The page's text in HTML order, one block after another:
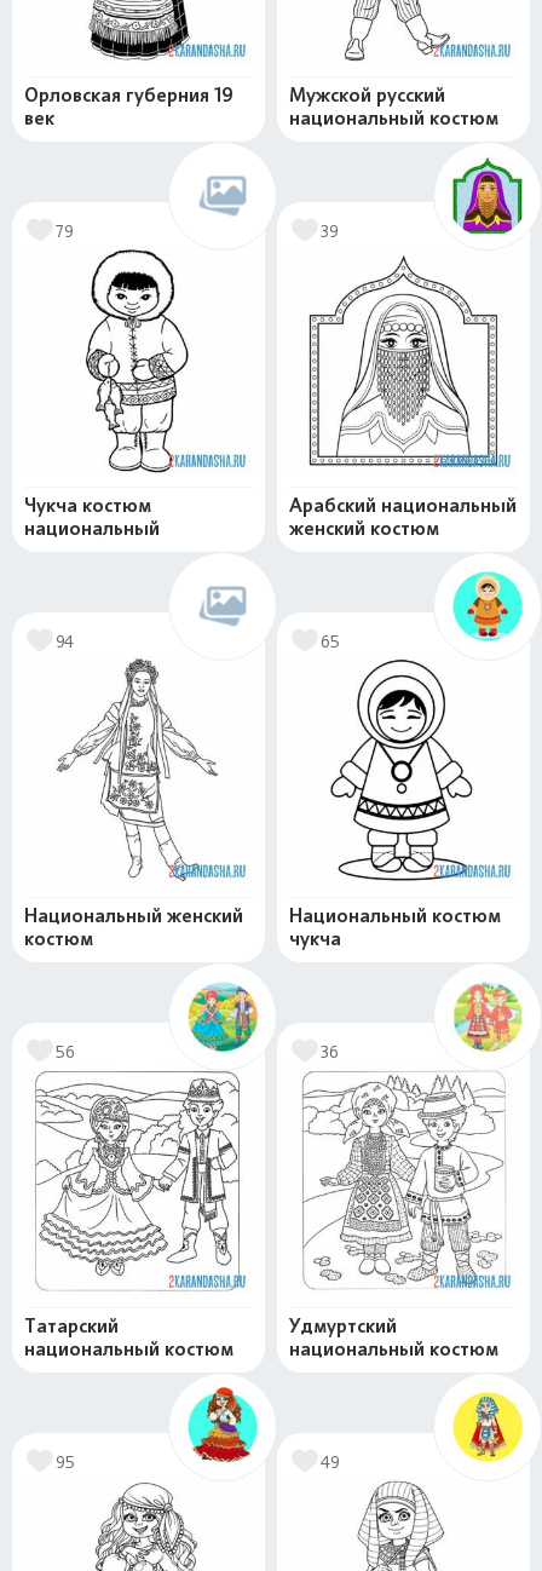
Орловская губерния 19
век
Мужской русский
национальный костюм
79
Чукча костюм
национальный
39
Арабский национальный
женский костюм
94
Национальный женский
костюм
65
Национальный костюм
чукча
56
Татарский
национальный костюм
36
Удмуртский
национальный костюм
95 49